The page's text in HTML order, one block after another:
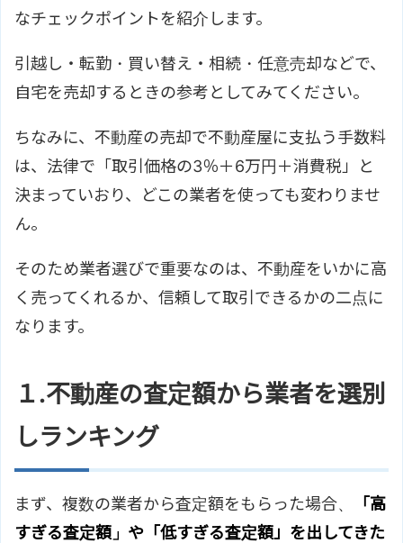
なチェックポイントを紹介します。
引越し・転勤・買い替え・相続・任意売却などで、
自宅を売却するときの参考としてみてください。
ちなみに、不動産の売却で不動産屋に支払う手数料
は、法律で「取引価格の3％＋6万円＋消費税」と
決まっていおり、どこの業者を使っても変わりませ
ん。
そのため業者選びで重要なのは、不動産をいかに高
く売ってくれるか、信頼して取引できるかの二点に
なります。
１.不動産の査定額から業者を選別
しランキング
まず、複数の業者から査定額をもらった場合、
「高
すぎる査定額」や「低すぎる査定額」を出してきた